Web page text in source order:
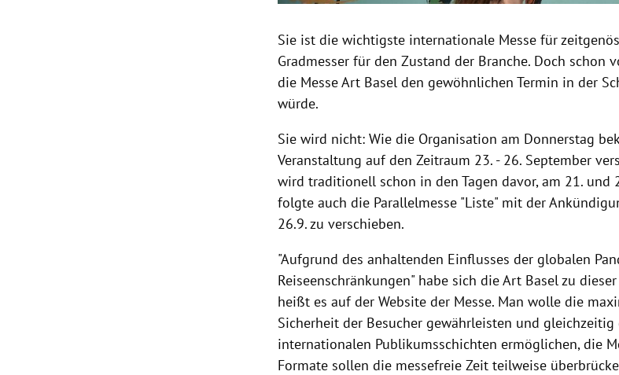
Sie ist die wichtigste internationale Messe für
Gradmesser für den Zustand der Branche. Doch schon
die Messe Art Basel den gewöhnlichen Termin in der
würde.
Sie wird nicht: Wie die Organisation am Donnerstag
Veranstaltung auf den Zeitraum 23. - 26. September
wird traditionell schon in den Tagen davor, am 21. und
folgte auch die Parallelmesse "Liste" mit der
26.9. zu verschieben.
"Aufgrund des anhaltenden Einflusses der globalen
Reiseenschränkungen" habe sich die Art Basel zu
heißt es auf der Website der Messe. Man wolle die
Sicherheit der Besucher gewährleisten und
internationalen Publikumsschichten ermöglichen, die
Formate sollen die messefreie Zeit teilweise